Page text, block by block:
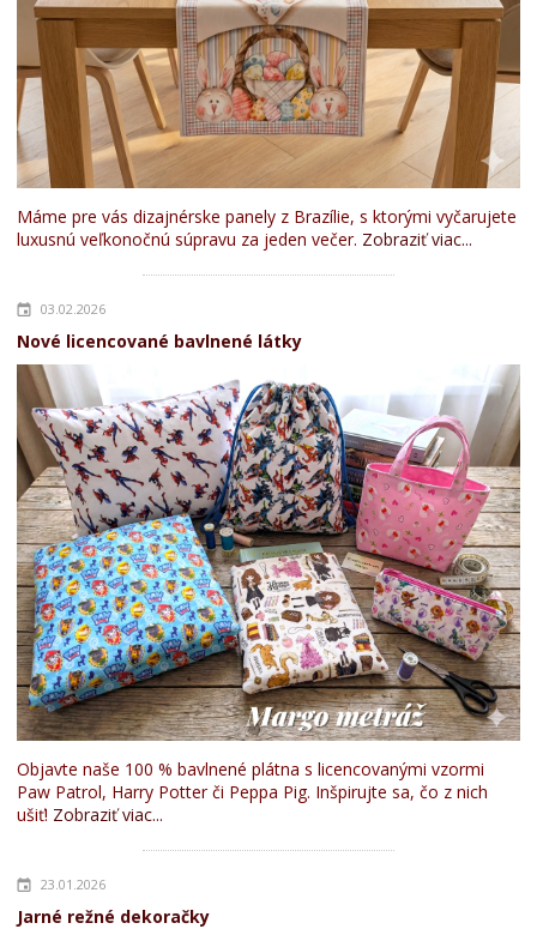
Máme pre vás dizajnérske panely z Brazílie, s ktorými vyčarujete
luxusnú veľkonočnú súpravu za jeden večer. Zobraziť viac...
03.02.2026
Nové licencované bavlnené látky
Objavte naše 100 % bavlnené plátna s licencovanými vzormi
Paw Patrol, Harry Potter či Peppa Pig. Inšpirujte sa, čo z nich
ušiť! Zobraziť viac...
23.01.2026
Jarné režné dekoračky